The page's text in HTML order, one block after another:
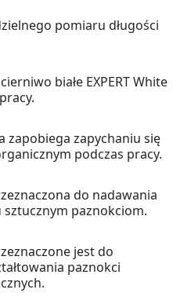
pomiaru długości
białe EXPERT White
zapobiega zapychaniu się
podczas pracy.
do nadawania
sztucznym paznokciom.
jest do
paznokci